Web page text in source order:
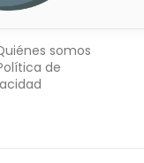
somos
de